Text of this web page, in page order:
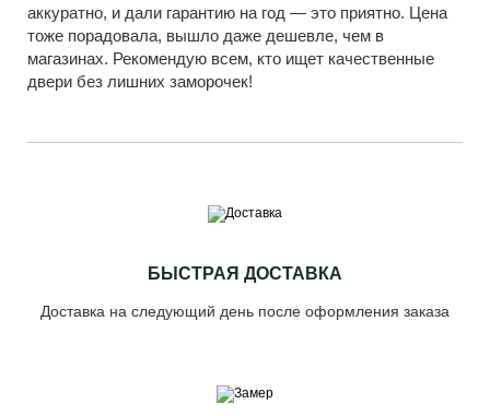
аккуратно, и дали гарантию на год — это приятно. Цена
тоже порадовала, вышло даже дешевле, чем в
магазинах. Рекомендую всем, кто ищет качественные
двери без лишних заморочек!
БЫСТРАЯ ДОСТАВКА
Доставка на следующий день после оформления заказа